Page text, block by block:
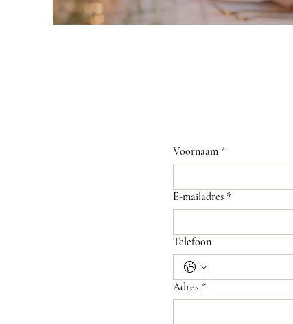
Voornaam *
E-mailadres *
Telefoon
Adres *